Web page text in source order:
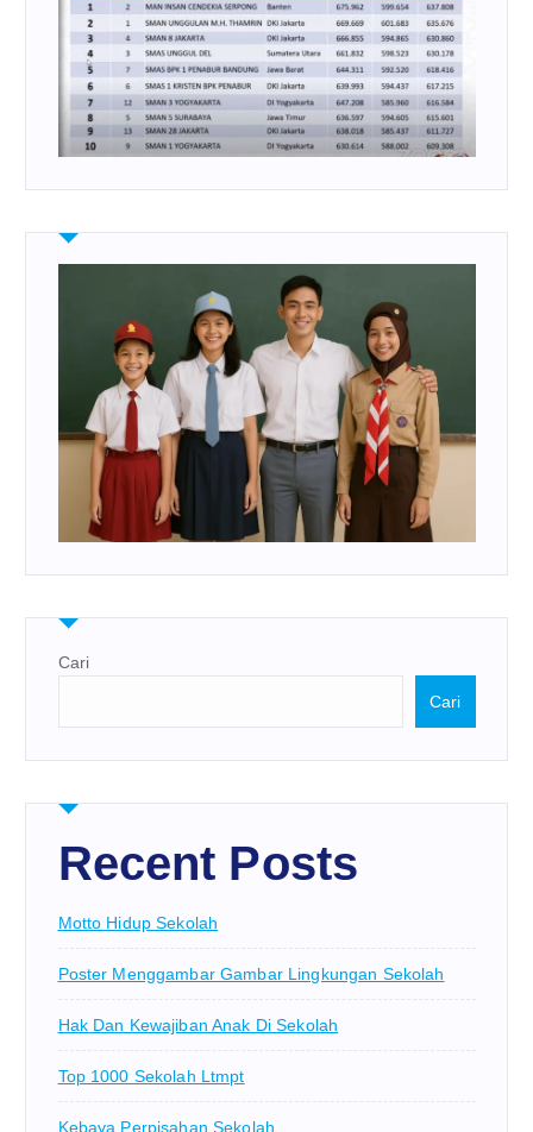
Cari
Cari
Recent Posts
Motto Hidup Sekolah
Poster Menggambar Gambar Lingkungan Sekolah
Hak Dan Kewajiban Anak Di Sekolah
Top 1000 Sekolah Ltmpt
Kebaya Perpisahan Sekolah